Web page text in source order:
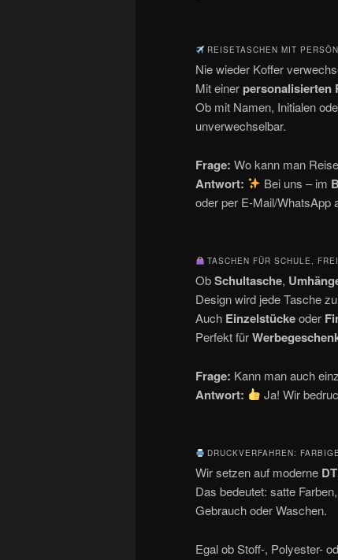
REISETASCHEN MIT
Nie wieder Koffer
Mit einer personalisierten
Ob mit Namen, Initialen
unverwechselbar.
Frage: Wo kann man
Antwort: Bei uns – im
oder per E-Mail/WhatsApp
TASCHEN FÜR SCHULE,
ObSchultasche,
Design wird jede Tasche
Auch Einzelstückeoder
Perfekt für
Frage: Kann man auch
Antwort: Ja! Wir
DRUCKVERFAHREN:
Wir setzen auf moderne
Das bedeutet: satte
Gebrauch oder Waschen.
Egal ob Stoff-, Polyester-